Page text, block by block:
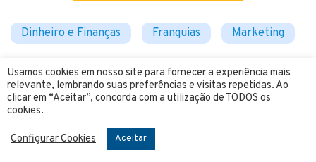
Dinheiro e Finanças Franquias Marketing
Negócios Notícias Renda Extra
Tecnologia Vagas
Usamos cookies em nosso site para fornecer a experiência mais
relevante, lembrando suas preferências e visitas repetidas. Ao
clicar em “Aceitar”, concorda com a utilização de TODOS os
cookies.
Configurar Cookies Aceitar